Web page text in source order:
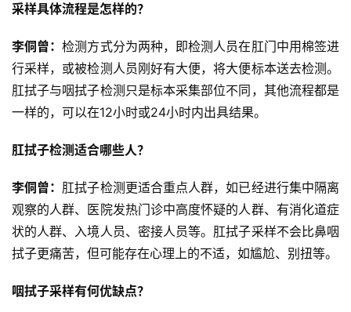
采样具体流程是怎样的？
李侗曾：检测方式分为两种，即检测人员在肛门中用棉签进
行采样，或被检测人员刚好有大便，将大便标本送去检测。
肛拭子与咽拭子检测只是标本采集部位不同，其他流程都是
一样的，可以在12小时或24小时内出具结果。
肛拭子检测适合哪些人？
李侗曾： 肛拭子检测更适合重点人群，如已经进行集中隔离
观察的人群、医院发热门诊中高度怀疑的人群、有消化道症
状的人群、入境人员、密接人员等。肛拭子采样不会比鼻咽
拭子更痛苦，但可能存在心理上的不适，如尴尬、别扭等。
咽拭子采样有何优缺点？